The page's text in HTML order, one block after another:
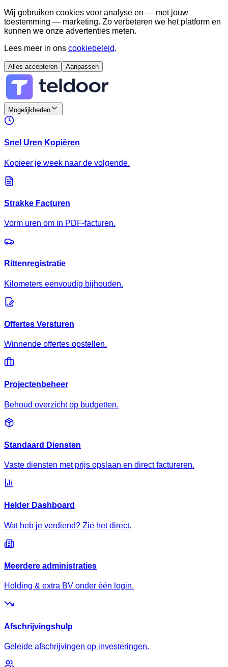
Wij gebruiken cookies voor analyse en — met jouw
toestemming — marketing. Zo verbeteren we het platform en
kunnen we onze advertenties meten.
Lees meer in ons cookiebeleid.
Alles accepteren Aanpassen
Mogelijkheden
Snel Uren Kopiëren
Kopieer je week naar de volgende.
Strakke Facturen
Vorm uren om in PDF-facturen.
Rittenregistratie
Kilometers eenvoudig bijhouden.
Offertes Versturen
Winnende offertes opstellen.
Projectenbeheer
Behoud overzicht op budgetten.
Standaard Diensten
Vaste diensten met prijs opslaan en direct factureren.
Helder Dashboard
Wat heb je verdiend? Zie het direct.
Meerdere administraties
Holding & extra BV onder één login.
Afschrijvingshulp
Geleide afschrijvingen op investeringen.